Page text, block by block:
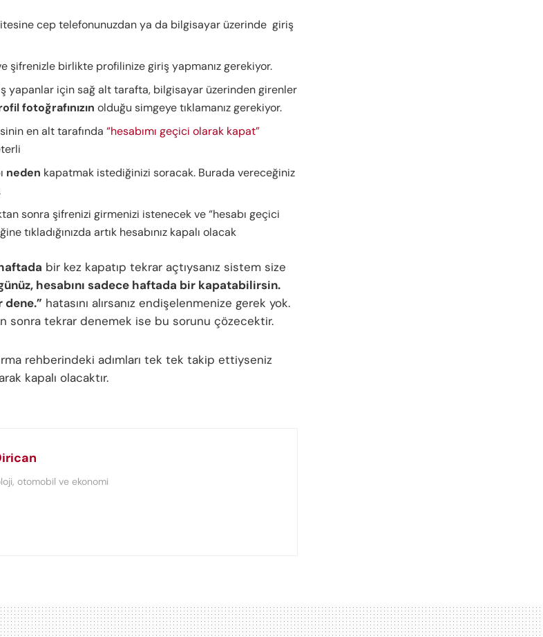
cep telefonunuzdan ya da bilgisayar üzerinde giriş
şifrenizle birlikte profilinize giriş yapmanız gerekiyor.
yapanlar için sağ alt tarafta, bilgisayar üzerinden girenler
fotoğrafınızın olduğu simgeye tıklamanız gerekiyor.
en alt tarafında“hesabımı geçici olarak kapat”
neden kapatmak istediğinizi soracak. Burada vereceğiniz
sonra şifrenizi girmenizi istenecek ve “hesabı geçici
tıkladığınızda artık hesabınız kapalı olacak
bir kez kapatıp tekrar açtıysanız sistem size
hesabını sadece haftada bir kapatabilirsin.
hatasını alırsanız endişelenmenize gerek yok.
sonra tekrar denemek ise bu sorunu çözecektir.
rehberindeki adımları tek tek takip ettiyseniz
kapalı olacaktır.
otomobil ve ekonomi